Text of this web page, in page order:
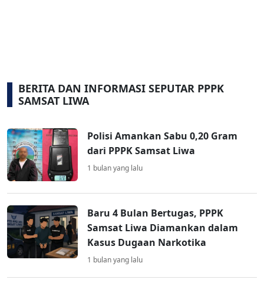
BERITA DAN INFORMASI SEPUTAR PPPK
SAMSAT LIWA
Polisi Amankan Sabu 0,20 Gram
dari PPPK Samsat Liwa
1 bulan yang lalu
Baru 4 Bulan Bertugas, PPPK
Samsat Liwa Diamankan dalam
Kasus Dugaan Narkotika
1 bulan yang lalu